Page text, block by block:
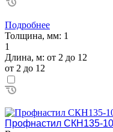
Подробнее
Толщина, мм: 1
1
Длина, м: от 2 до 12
от 2 до 12
Профнастил СКН135-